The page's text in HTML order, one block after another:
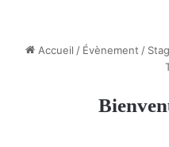
Accueil / Évènement /